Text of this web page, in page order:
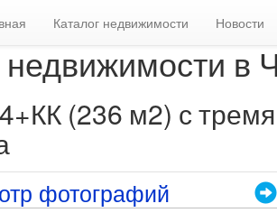
Каталог недвижимости Новости
недвижимости в
(236 м2) с
фотографий